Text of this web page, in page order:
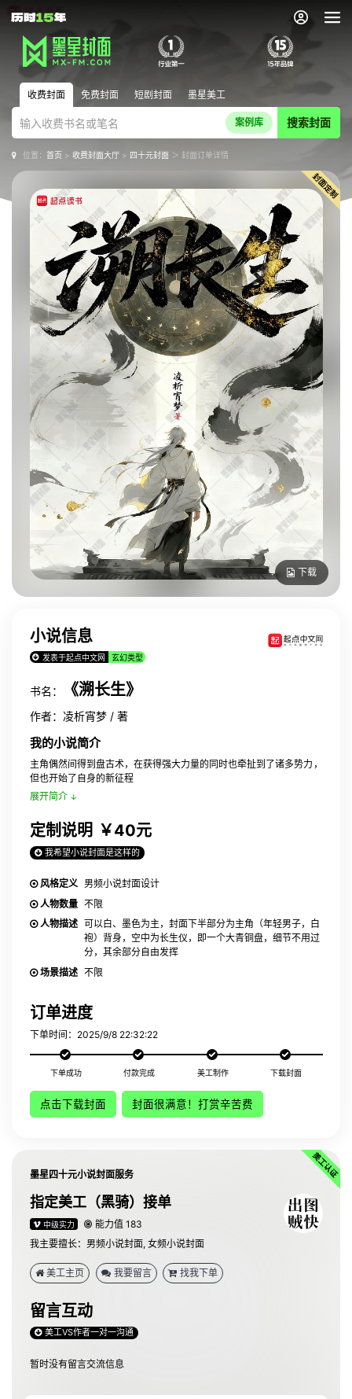
收费封面 免费封面 短剧封面 墨星美工
案例库 搜索封面
位置： 首页> 收费封面大厅> 四十元封面＞ 封面订单详情
下载
小说信息
发表于起点中文网 玄幻类型
书名： 《溯长生》
作者：凌析宵梦 / 著
我的小说简介
主角偶然间得到盘古术，在获得强大力量的同时也牵扯到了诸多势力，
但也开始了自身的新征程
展开简介
定制说明 ￥40元
我希望小说封面是这样的
风格定义 男频小说封面设计
人物数量 不限
人物描述 可以白、墨色为主，封面下半部分为主角（年轻男子，白
袍）背身，空中为长生仪，即一个大青铜盘，细节不用过
分，其余部分自由发挥
场景描述 不限
订单进度
下单时间：2025/9/8 22:32:22
下单成功 付款完成 美工制作 下载封面
点击下载封面 封面很满意！打赏辛苦费
墨星四十元小说封面服务
指定美工（黑骑）接单
中级实力
能力值 183
我主要擅长：男频小说封面, 女频小说封面
美工主页 我要留言 找我下单
留言互动
美工VS作者一对一沟通
暂时没有留言交流信息